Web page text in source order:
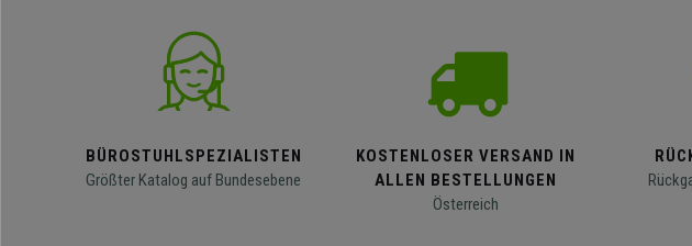
BÜROSTUHLSPEZIALISTEN
Größter Katalog auf Bundesebene
KOSTENLOSER VERSAND IN
ALLEN BESTELLUNGEN
Österreich